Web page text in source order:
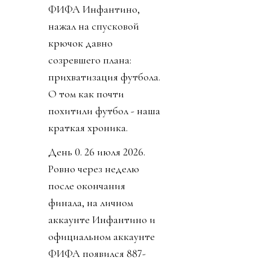
ФИФА Инфантино,
нажал на спусковой
крючок давно
созревшего плана:
прихватизация футбола.
О том как почти
похитили футбол - наша
краткая хроника.
День 0. 26 июля 2026.
Ровно через неделю
после окончания
финала, на личном
аккаунте Инфантино и
официальном аккаунте
ФИФА появился 887-